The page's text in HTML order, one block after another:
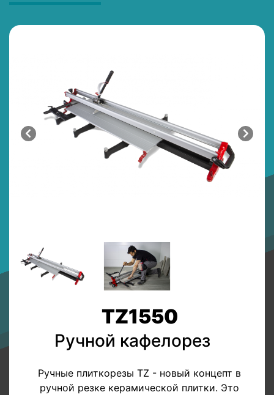
TZ1550
Ручной кафелорез
Ручные плиткорезы TZ - новый концепт в
ручной резке керамической плитки. Это